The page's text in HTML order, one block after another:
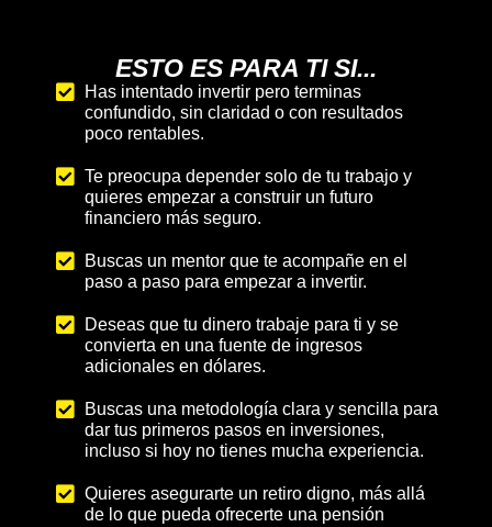
ESTO ES PARA TI SI...
Has intentado invertir pero terminas
confundido, sin claridad o con resultados
poco rentables.
Te preocupa depender solo de tu trabajo y
quieres empezar a construir un futuro
financiero más seguro.
Buscas un mentor que te acompañe en el
paso a paso para empezar a invertir.
Deseas que tu dinero trabaje para ti y se
convierta en una fuente de ingresos
adicionales en dólares.
Buscas una metodología clara y sencilla para
dar tus primeros pasos en inversiones,
incluso si hoy no tienes mucha experiencia.
Quieres asegurarte un retiro digno, más allá
de lo que pueda ofrecerte una pensión